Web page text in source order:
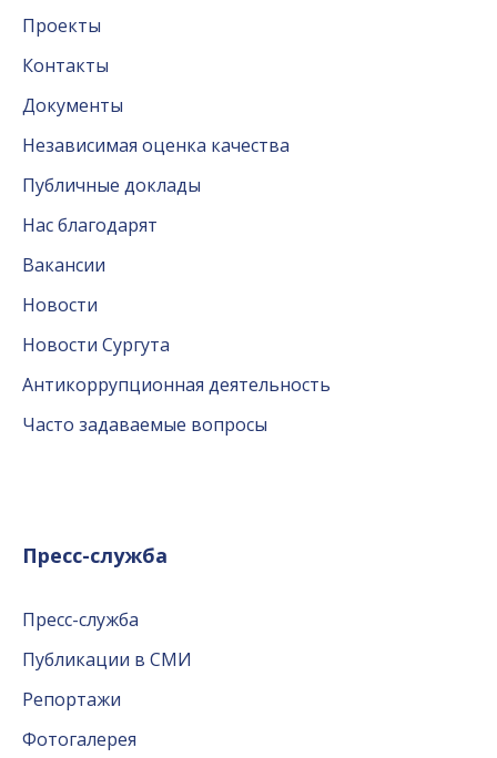
Проекты
Контакты
Документы
Независимая оценка качества
Публичные доклады
Нас благодарят
Вакансии
Новости
Новости Сургута
Антикоррупционная деятельность
Часто задаваемые вопросы
Пресс-служба
Пресс-служба
Публикации в СМИ
Репортажи
Фотогалерея